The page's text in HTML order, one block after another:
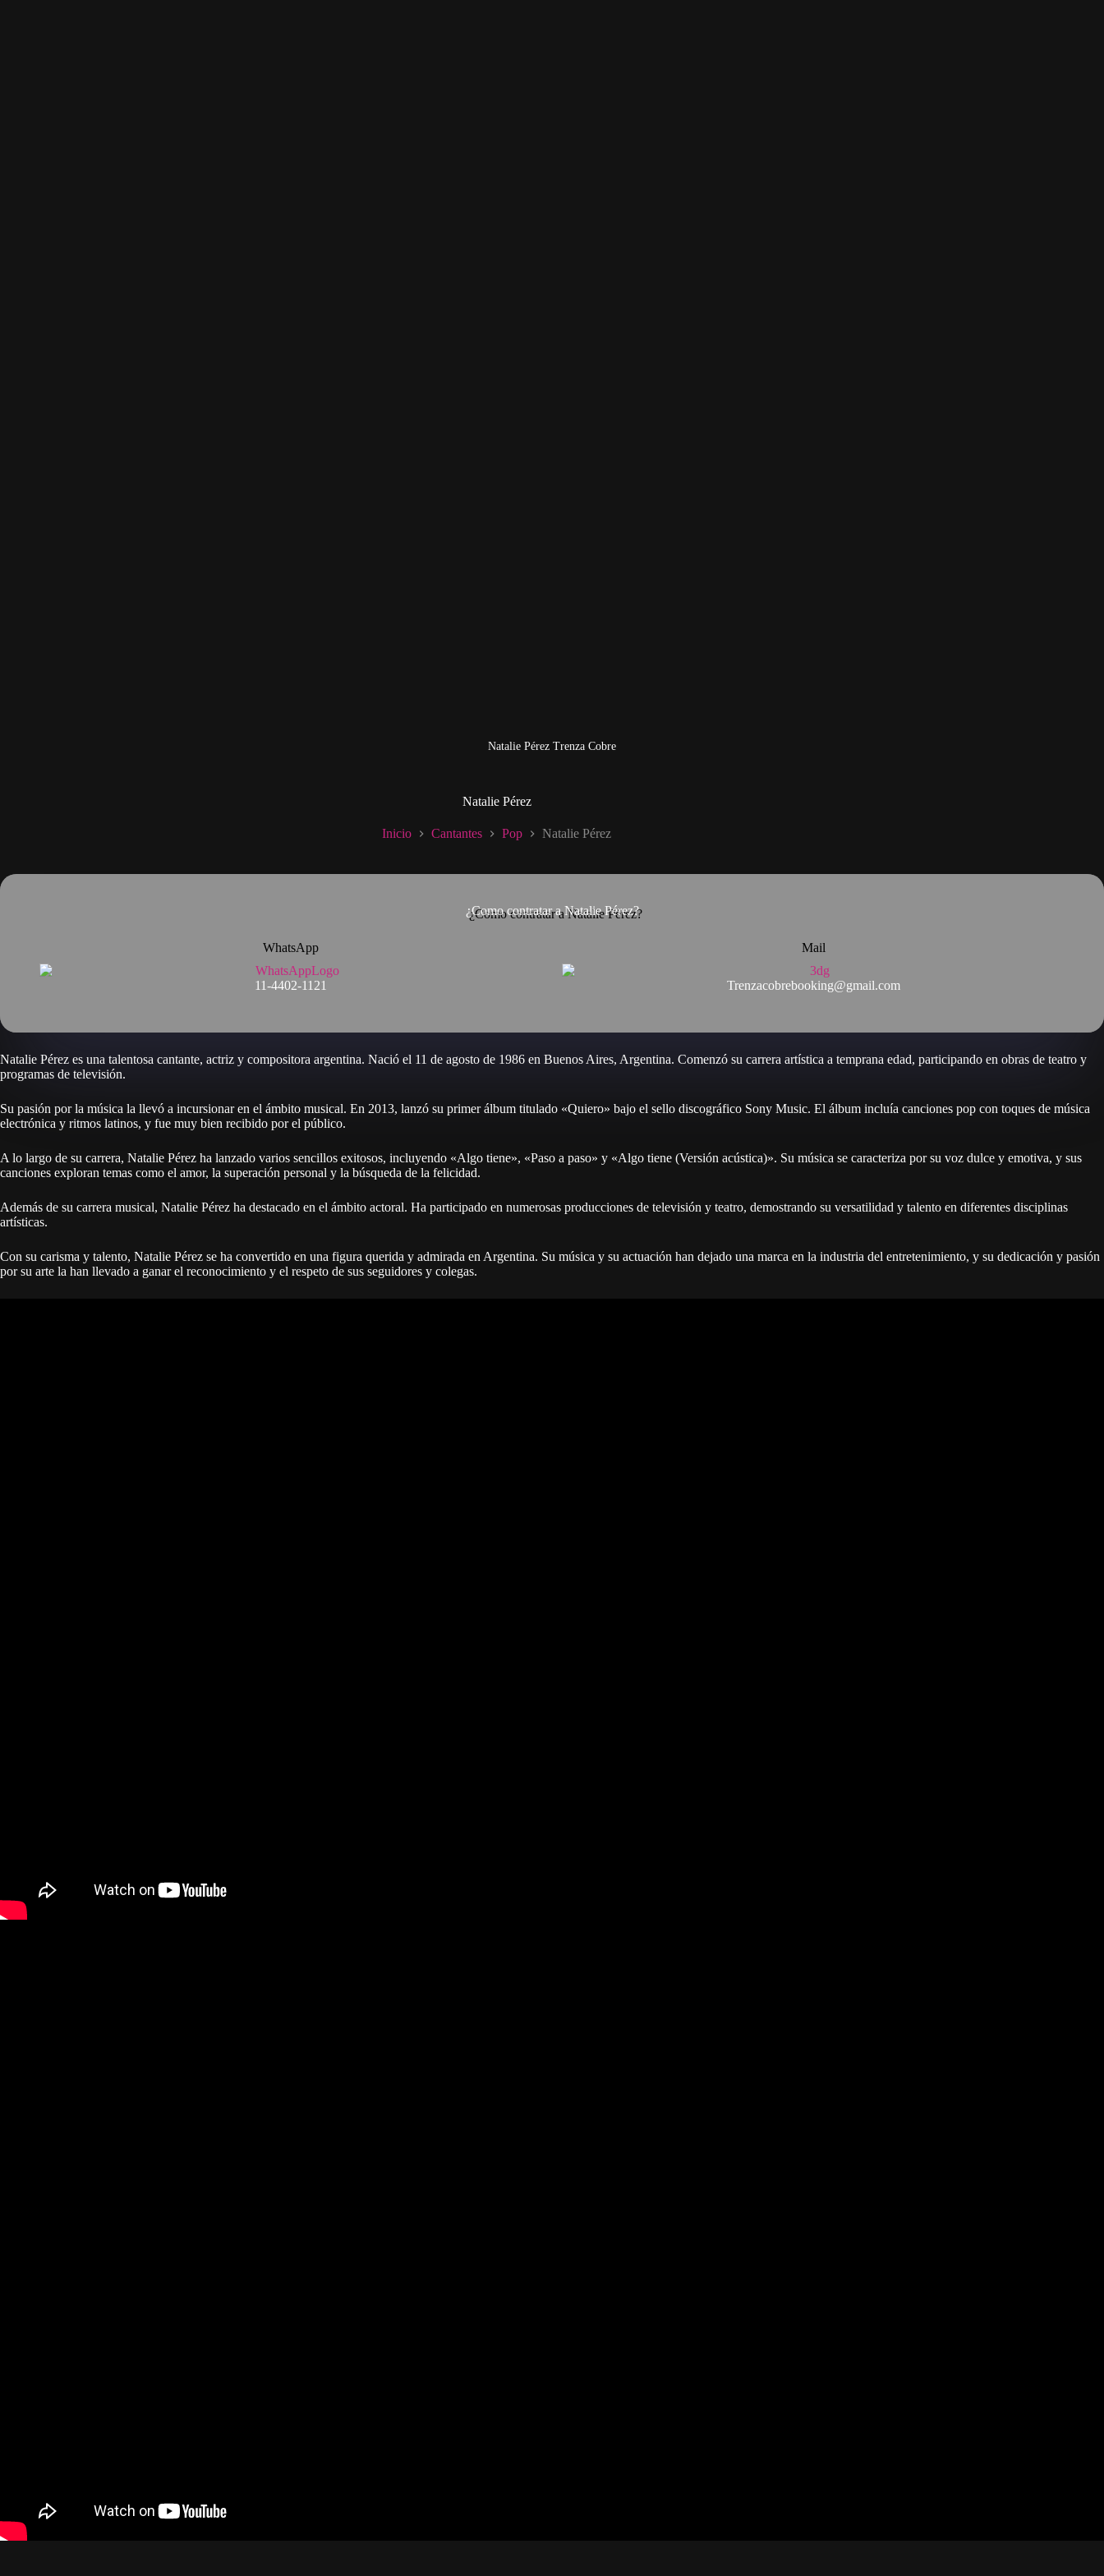
Natalie Pérez Trenza Cobre
Natalie Pérez
Inicio Cantantes Pop Natalie Pérez
¿Como contratar a Natalie Pérez?
WhatsApp
11-4402-1121
Mail
Trenzacobrebooking@gmail.com
Natalie Pérez es una talentosa cantante, actriz y compositora argentina. Nació el 11 de agosto de 1986 en Buenos Aires, Argentina. Comenzó su carrera artística a temprana edad, participando en obras de teatro y
programas de televisión.
Su pasión por la música la llevó a incursionar en el ámbito musical. En 2013, lanzó su primer álbum titulado «Quiero» bajo el sello discográfico Sony Music. El álbum incluía canciones pop con toques de música
electrónica y ritmos latinos, y fue muy bien recibido por el público.
A lo largo de su carrera, Natalie Pérez ha lanzado varios sencillos exitosos, incluyendo «Algo tiene», «Paso a paso» y «Algo tiene (Versión acústica)». Su música se caracteriza por su voz dulce y emotiva, y sus
canciones exploran temas como el amor, la superación personal y la búsqueda de la felicidad.
Además de su carrera musical, Natalie Pérez ha destacado en el ámbito actoral. Ha participado en numerosas producciones de televisión y teatro, demostrando su versatilidad y talento en diferentes disciplinas
artísticas.
Con su carisma y talento, Natalie Pérez se ha convertido en una figura querida y admirada en Argentina. Su música y su actuación han dejado una marca en la industria del entretenimiento, y su dedicación y pasión
por su arte la han llevado a ganar el reconocimiento y el respeto de sus seguidores y colegas.